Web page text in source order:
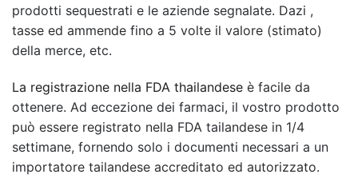
prodotti sequestrati e le aziende segnalate. Dazi ,
tasse ed ammende fino a 5 volte il valore (stimato)
della merce, etc.
La registrazione nella FDA thailandese è facile da
ottenere. Ad eccezione dei farmaci, il vostro prodotto
può essere registrato nella FDA tailandese in 1/4
settimane, fornendo solo i documenti necessari a un
importatore tailandese accreditato ed autorizzato.